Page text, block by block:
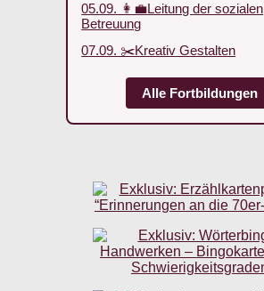
05.09. 👩‍💼Leitung der sozialen
Betreuung
07.09. ✂️Kreativ Gestalten
Alle Fortbildungen